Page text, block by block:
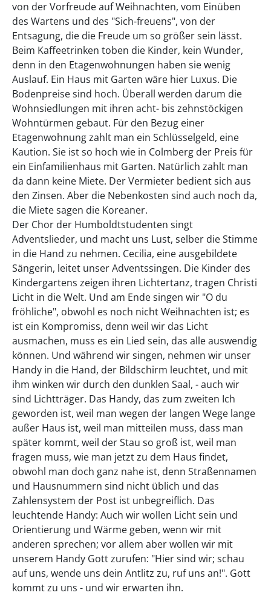
von der Vorfreude auf Weihnachten, vom Einüben
des Wartens und des "Sich-freuens", von der
Entsagung, die die Freude um so größer sein lässt.
Beim Kaffeetrinken toben die Kinder, kein Wunder,
denn in den Etagenwohnungen haben sie wenig
Auslauf. Ein Haus mit Garten wäre hier Luxus. Die
Bodenpreise sind hoch. Überall werden darum die
Wohnsiedlungen mit ihren acht- bis zehnstöckigen
Wohntürmen gebaut. Für den Bezug einer
Etagenwohnung zahlt man ein Schlüsselgeld, eine
Kaution. Sie ist so hoch wie in Colmberg der Preis für
ein Einfamilienhaus mit Garten. Natürlich zahlt man
da dann keine Miete. Der Vermieter bedient sich aus
den Zinsen. Aber die Nebenkosten sind auch noch da,
die Miete sagen die Koreaner.
Der Chor der Humboldtstudenten singt
Adventslieder, und macht uns Lust, selber die Stimme
in die Hand zu nehmen. Cecilia, eine ausgebildete
Sängerin, leitet unser Adventssingen. Die Kinder des
Kindergartens zeigen ihren Lichtertanz, tragen Christi
Licht in die Welt. Und am Ende singen wir "O du
fröhliche", obwohl es noch nicht Weihnachten ist; es
ist ein Kompromiss, denn weil wir das Licht
ausmachen, muss es ein Lied sein, das alle auswendig
können. Und während wir singen, nehmen wir unser
Handy in die Hand, der Bildschirm leuchtet, und mit
ihm winken wir durch den dunklen Saal, - auch wir
sind Lichtträger. Das Handy, das zum zweiten Ich
geworden ist, weil man wegen der langen Wege lange
außer Haus ist, weil man mitteilen muss, dass man
später kommt, weil der Stau so groß ist, weil man
fragen muss, wie man jetzt zu dem Haus findet,
obwohl man doch ganz nahe ist, denn Straßennamen
und Hausnummern sind nicht üblich und das
Zahlensystem der Post ist unbegreiflich. Das
leuchtende Handy: Auch wir wollen Licht sein und
Orientierung und Wärme geben, wenn wir mit
anderen sprechen; vor allem aber wollen wir mit
unserem Handy Gott zurufen: "Hier sind wir; schau
auf uns, wende uns dein Antlitz zu, ruf uns an!". Gott
kommt zu uns - und wir erwarten ihn.